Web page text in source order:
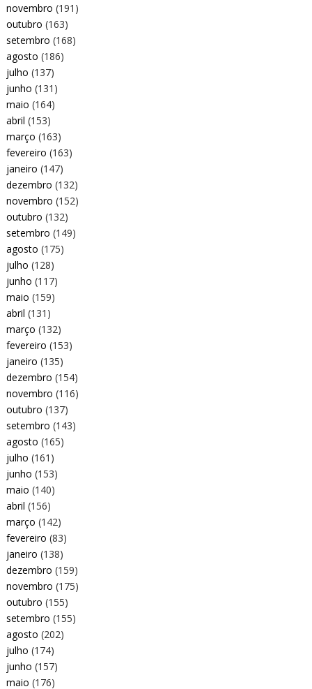
novembro (191)
outubro (163)
setembro (168)
agosto (186)
julho (137)
junho (131)
maio (164)
abril (153)
março (163)
fevereiro (163)
janeiro (147)
dezembro (132)
novembro (152)
outubro (132)
setembro (149)
agosto (175)
julho (128)
junho (117)
maio (159)
abril (131)
março (132)
fevereiro (153)
janeiro (135)
dezembro (154)
novembro (116)
outubro (137)
setembro (143)
agosto (165)
julho (161)
junho (153)
maio (140)
abril (156)
março (142)
fevereiro (83)
janeiro (138)
dezembro (159)
novembro (175)
outubro (155)
setembro (155)
agosto (202)
julho (174)
junho (157)
maio (176)